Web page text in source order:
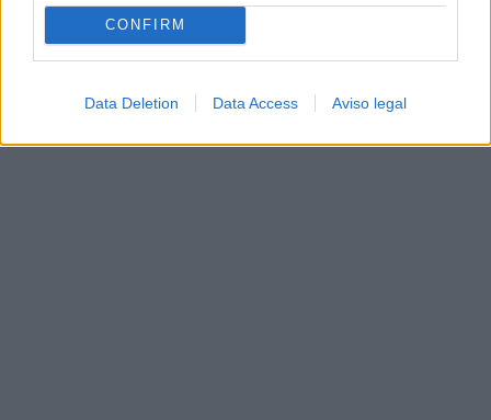
CONFIRM
Data Deletion Data Access Aviso legal